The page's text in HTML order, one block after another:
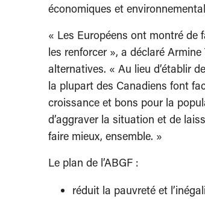
économiques et
« Les Européens ont montré de
les renforcer », a déclaré
alternatives. « Au lieu d’établir
la plupart des Canadiens font
croissance et bons pour la
d’aggraver la situation et de
faire mieux, ensemble. »
Le plan de l’ABGF :
réduit la pauvreté et